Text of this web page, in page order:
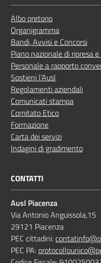
Albo pretorio
Organigramma
Bandi, Avvisi e Concorsi
Piano nazionale di ripresa
Personale a rapporto
Sostieni l’Ausl
Regolamenti aziendali
Comunicati stampa
Comitato Etico
Formazione
Carta dei servizi
Indagini di gradimento
CONTATTI
Ausl Piacenza
Via Antonio Anguissola,15
29121 Piacenza
PEC cittadini:
PEC PA: